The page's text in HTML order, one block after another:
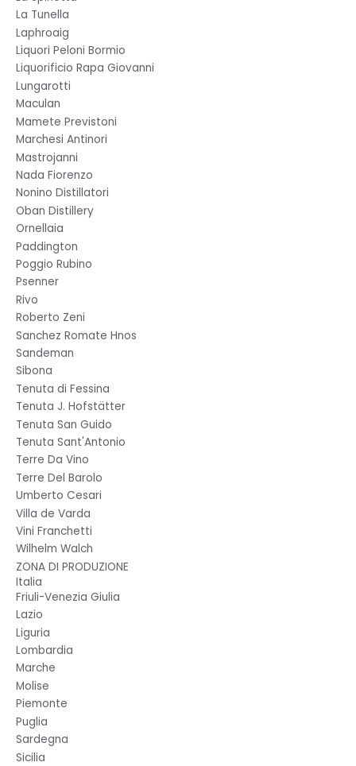
La Tunella
Laphroaig
Liquori Peloni Bormio
Liquorificio Rapa Giovanni
Lungarotti
Maculan
Mamete Previstoni
Marchesi Antinori
Mastrojanni
Nada Fiorenzo
Nonino Distillatori
Oban Distillery
Ornellaia
Paddington
Poggio Rubino
Psenner
Rivo
Roberto Zeni
Sanchez Romate Hnos
Sandeman
Sibona
Tenuta di Fessina
Tenuta J. Hofstätter
Tenuta San Guido
Tenuta Sant'Antonio
Terre Da Vino
Terre Del Barolo
Umberto Cesari
Villa de Varda
Vini Franchetti
Wilhelm Walch
ZONA DI PRODUZIONE
Italia
Friuli-Venezia Giulia
Lazio
Liguria
Lombardia
Marche
Molise
Piemonte
Puglia
Sardegna
Sicilia